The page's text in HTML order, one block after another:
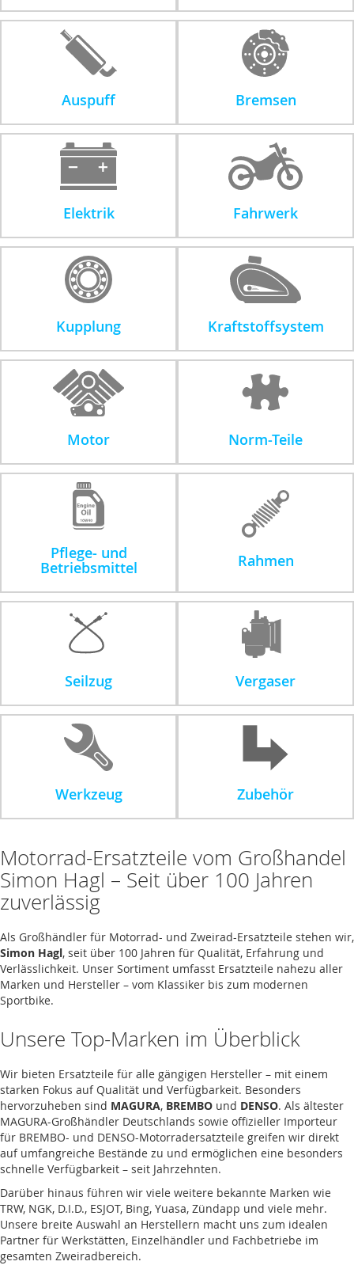
Auspuff Bremsen
Elektrik Fahrwerk
Kupplung Kraftstoffsystem
Motor Norm-Teile
Pflege- und
Betriebsmittel Rahmen
Seilzug Vergaser
Werkzeug Zubehör
Motorrad-Ersatzteile vom Großhandel
Simon Hagl – Seit über 100 Jahren
zuverlässig
Als Großhändler für Motorrad- und Zweirad-Ersatzteile stehen wir,
Simon Hagl, seit über 100 Jahren für Qualität, Erfahrung und
Verlässlichkeit. Unser Sortiment umfasst Ersatzteile nahezu aller
Marken und Hersteller – vom Klassiker bis zum modernen
Sportbike.
Unsere Top-Marken im Überblick
Wir bieten Ersatzteile für alle gängigen Hersteller – mit einem
starken Fokus auf Qualität und Verfügbarkeit. Besonders
hervorzuheben sind MAGURA, BREMBO und DENSO. Als ältester
MAGURA-Großhändler Deutschlands sowie offizieller Importeur
für BREMBO- und DENSO-Motorradersatzteile greifen wir direkt
auf umfangreiche Bestände zu und ermöglichen eine besonders
schnelle Verfügbarkeit – seit Jahrzehnten.
Darüber hinaus führen wir viele weitere bekannte Marken wie
TRW, NGK, D.I.D., ESJOT, Bing, Yuasa, Zündapp und viele mehr.
Unsere breite Auswahl an Herstellern macht uns zum idealen
Partner für Werkstätten, Einzelhändler und Fachbetriebe im
gesamten Zweiradbereich.